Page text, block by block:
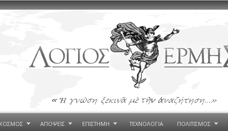
ΚΟΣΜΟΣ ΑΠΟΨΕΙΣ ΕΠΙΣΤΗΜΗ ΤΕΧΝΟΛΟΓΙΑ ΠΟΛΙΤΙΣΜΟΣ